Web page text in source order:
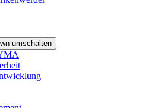
umschalten